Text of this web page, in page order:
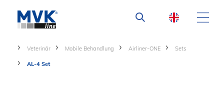
Veterinär Mobile Behandlung Airliner-ONE Sets
AL-4 Set